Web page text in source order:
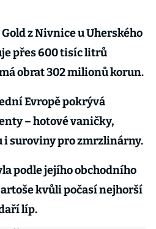
z Nivnice u Uherského
přes 600 tisíc litrů
obrat 302 milionů korun.
Evropě pokrývá
– hotové vaničky,
i suroviny pro zmrzlinárny.
podle jejího obchodního
kvůli počasí nejhorší
líp.